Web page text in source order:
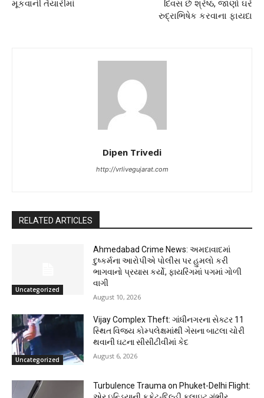
મૂકવાની તૈયારીમાં
દિવસ છે શ્રેષ્ઠ, જાણો ઘરે
રુદ્રાભિષેક કરવાના ફાયદા
Dipen Trivedi
http://vrlivegujarat.com
RELATED ARTICLES
Uncategorized
Ahmedabad Crime News: અમદાવાદમાં
દુષ્કર્મના આરોપીએ પોલીસ પર હુમલો કરી
ભાગવાનો પ્રયાસ કર્યો, ફાયરિંગમાં પગમાં ગોળી
વાગી
August 10, 2026
Uncategorized
Vijay Complex Theft: ગાંધીનગરના સેક્ટર 11
સ્થિત વિજય કોમ્પલેક્ષમાંથી ગેસના બાટલા ચોરી
થવાની ઘટના સીસીટીવીમાં કેદ
August 6, 2026
Turbulence Trauma on Phuket-Delhi Flight: